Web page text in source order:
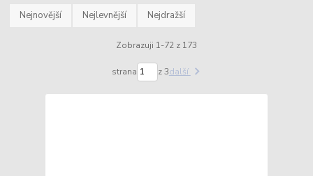
Nejnovější Nejlevnější Nejdražší
Zobrazuji 1-72 z 173
strana z 3další